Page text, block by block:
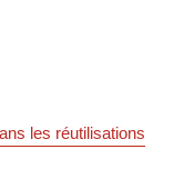
les réutilisations